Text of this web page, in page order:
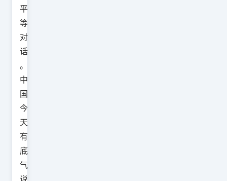
平
等
对
话
。
中
国
今
天
有
底
气
说